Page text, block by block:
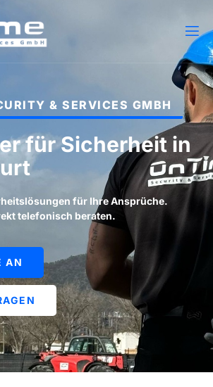
& SERVICES GMBH
für Sicherheit in
für Ihre Ansprüche.
telefonisch beraten.
AN